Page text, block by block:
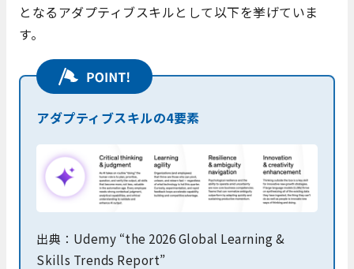
となるアダプティブスキルとして以下を挙げていま
す。
アダプティブスキルの4要素
出典：Udemy “the 2026 Global Learning &
Skills Trends Report”